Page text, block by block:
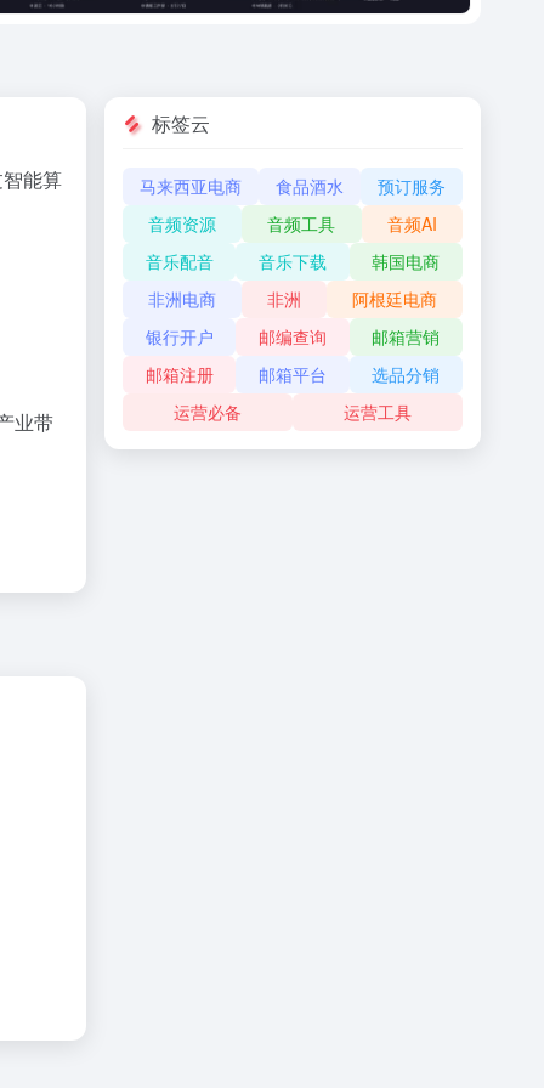
能算
业带
标签云
马来西亚电商 食品酒水
预订服务
音频资源
音频工具
音频AI
音乐配音
音乐下载
韩国电商
非洲电商
非洲
阿根廷电商
银行开户
邮编查询
邮箱营销
邮箱注册
邮箱平台
选品分销
运营必备
运营工具